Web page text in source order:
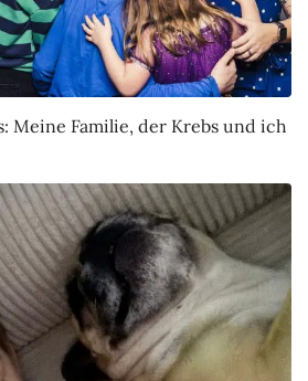
Meine Familie, der Krebs und ich